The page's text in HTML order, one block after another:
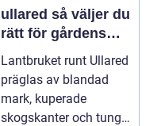
ullared så väljer du
rätt för gårdens
behov
Lantbruket runt Ullared
präglas av blandad
mark, kuperade
skogskanter och tunga